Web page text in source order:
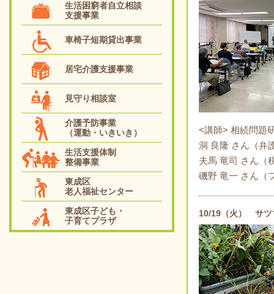
生活困窮者自立相談
支援事業
車椅子短期貸出事業
居宅介護支援事業
見守り相談室
介護予防事業
（運動・いきいき）
生活支援体制
整備事業
東成区
老人福祉センター
東成区子ども・
子育てプラザ
<講師> 相続問題
洞 良隆 さん（弁
夫馬 竜司 さん（
磯野 竜一 さん（
10/19（火） サツ